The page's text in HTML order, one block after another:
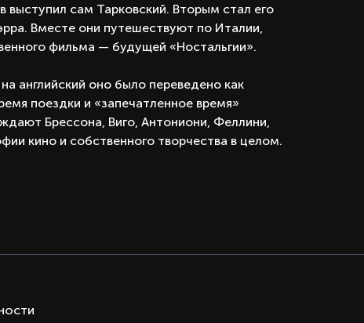
сам Тарковский. Вторым стал его
Вместе они путешествуют по Италии,
фильма — будущей «Ностальгии».
английский оно было переведено как
поездки и «запечатленное время»
Брессона, Виго, Антониони, Феллини,
кино и собственного творчества в целом.